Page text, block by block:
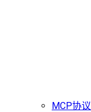
MCP协